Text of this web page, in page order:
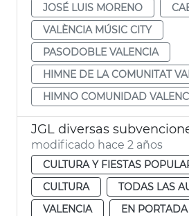
JOSÉ LUIS MORENO
VALÈNCIA MÚSIC CITY
PASODOBLE VALENCIA
HIMNE DE LA COMUNITAT
HIMNO COMUNIDAD
modificado hace 2 años
CULTURA Y FIESTAS
CULTURA
TODAS LAS
VALENCIA
EN PORTADA